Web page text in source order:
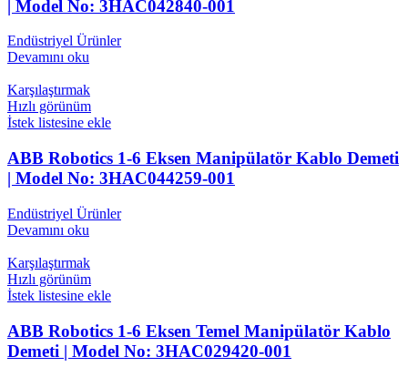
| Model No: 3HAC042840-001
Endüstriyel Ürünler
Devamını oku
Karşılaştırmak
Hızlı görünüm
İstek listesine ekle
ABB Robotics 1-6 Eksen Manipülatör Kablo Demeti
| Model No: 3HAC044259-001
Endüstriyel Ürünler
Devamını oku
Karşılaştırmak
Hızlı görünüm
İstek listesine ekle
ABB Robotics 1-6 Eksen Temel Manipülatör Kablo
Demeti | Model No: 3HAC029420-001